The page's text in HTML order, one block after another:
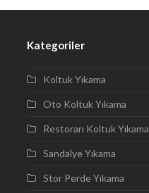
Kategoriler
Koltuk Yıkama
Oto Koltuk Yıkama
Restoran Koltuk Yıkama
Sandalye Yıkama
Stor Perde Yıkama